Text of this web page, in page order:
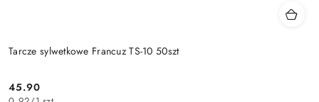
Tarcze sylwetkowe Francuz TS-10 50szt
Cena:
45.90